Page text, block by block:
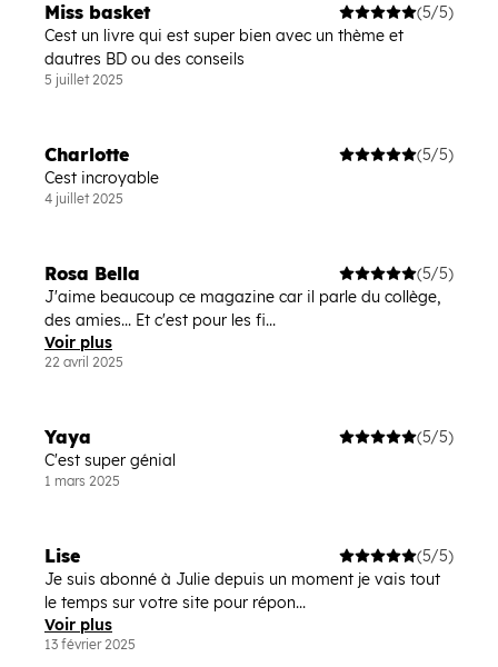
Miss basket
(5/5)
Cest un livre qui est super bien avec un thème et
dautres BD ou des conseils
5 juillet 2025
Charlotte
(5/5)
Cest incroyable
4 juillet 2025
Rosa Bella
(5/5)
J'aime beaucoup ce magazine car il parle du collège,
des amies... Et c'est pour les fi...
Voir plus
22 avril 2025
Yaya
(5/5)
C'est super génial
1 mars 2025
Lise
(5/5)
Je suis abonné à Julie depuis un moment je vais tout
le temps sur votre site pour répon...
Voir plus
13 février 2025